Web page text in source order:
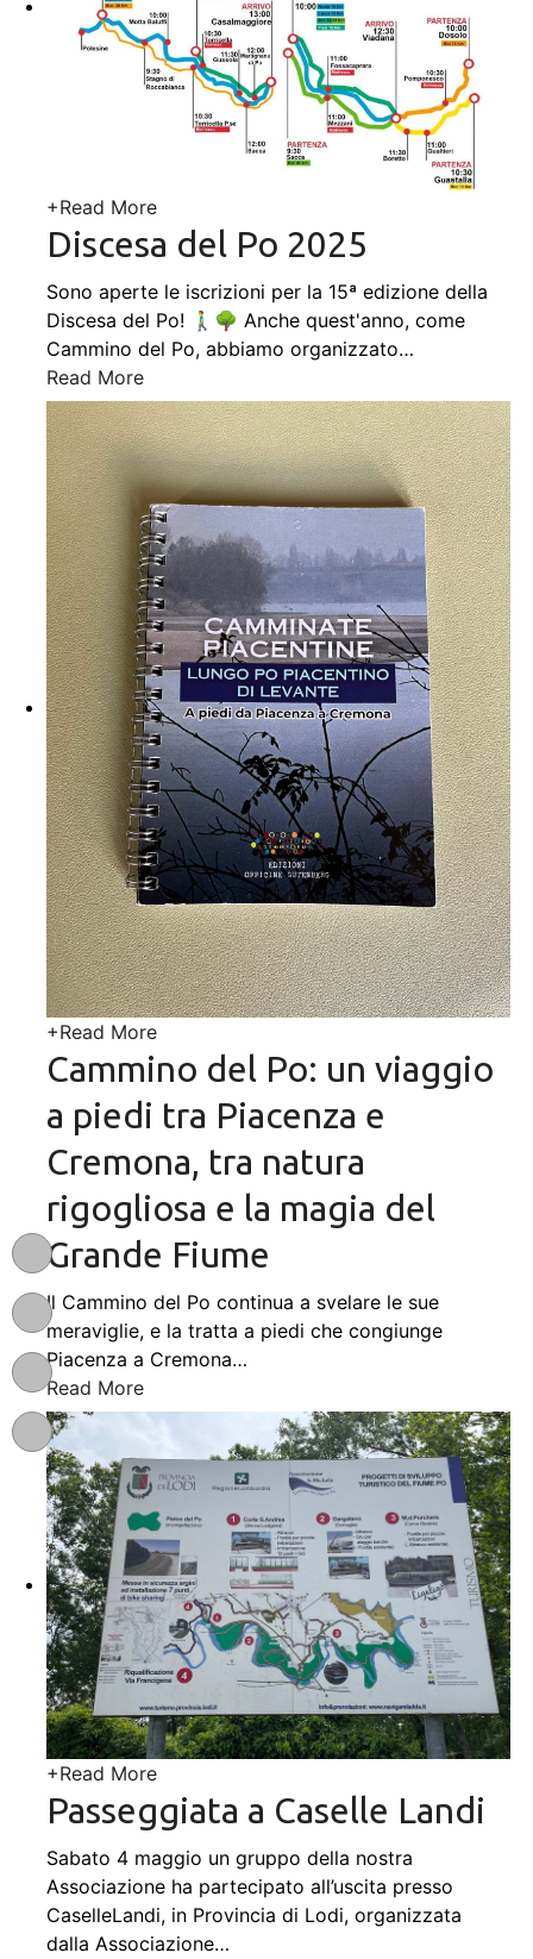
+Read More
Discesa del Po 2025
Sono aperte le iscrizioni per la 15ª edizione della
Discesa del Po! 🚶‍♂️🌳 Anche quest'anno, come
Cammino del Po, abbiamo organizzato…
Read More
+Read More
Cammino del Po: un viaggio
a piedi tra Piacenza e
Cremona, tra natura
rigogliosa e la magia del
Grande Fiume
Il Cammino del Po continua a svelare le sue
meraviglie, e la tratta a piedi che congiunge
Piacenza a Cremona…
Read More
+Read More
Passeggiata a Caselle Landi
Sabato 4 maggio un gruppo della nostra
Associazione ha partecipato all’uscita presso
CaselleLandi, in Provincia di Lodi, organizzata
dalla Associazione…